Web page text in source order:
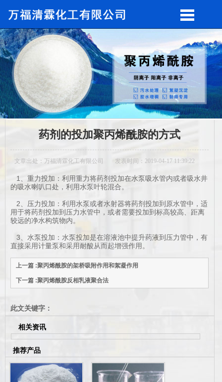
药剂的投加聚丙烯酰胺的方式
文章出处：万福清霖化工有限公司 发表时间：2019-04-17 11:39:22
1、重力投加：利用重力将药剂投加在水泵吸水管内或者吸水井
的吸水喇叭口处，利用水泵叶轮混合。
2、压力投加：利用水泵或者水射器将药剂投加到原水管中，适
用于将药剂投加到压力水管中，或者需要投加到标高较高、距离
较远的净水构筑物内。
3、水泵投加：水泵投加是在溶液池中提升药液到压力管中，有
直接采用计量泵和采用耐酸从而起增强作用。
上一篇 :聚丙烯酰胺的架桥吸附作用和絮凝作用
下一篇 :聚丙烯酰胺反相乳液聚合法
此文关键字：
相关资讯
推荐产品